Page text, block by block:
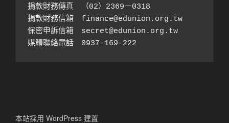
捐款財務傳真　（02）2369－0318
捐款財務信箱　finance@edunion.org.tw
保密申訴信箱　secret@edunion.org.tw
媒體聯絡電話　0937-169-222
本站採用 WordPress 建置